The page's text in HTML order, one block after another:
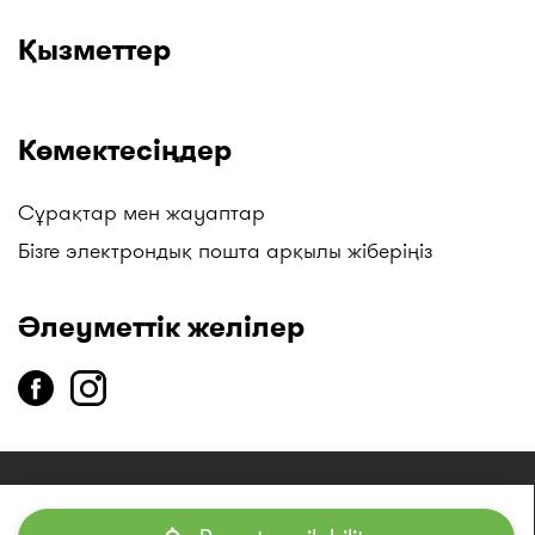
Қызметтер
Көмектесіңдер
Сұрақтар мен жауаптар
Бізге электрондық пошта арқылы жіберіңіз
Әлеуметтік желілер
copyright 2014-2026 «I-teka» бірыңғай анықтама қызметі»